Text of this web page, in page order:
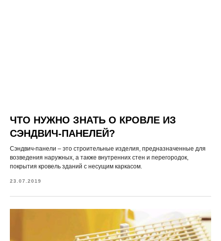
ЧТО НУЖНО ЗНАТЬ О КРОВЛЕ ИЗ
СЭНДВИЧ-ПАНЕЛЕЙ?
Сэндвич-панели – это строительные изделия, предназначенные для
возведения наружных, а также внутренних стен и перегородок,
покрытия кровель зданий с несущим каркасом.
23.07.2019